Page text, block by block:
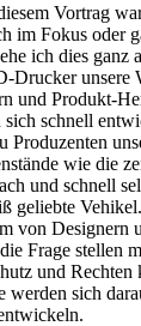
Vortrag
im Fokus oder
ich dies ganz
Drucker unsere
und Produkt-
schnell
wie die
und schnell
geliebte
von Designern
Frage stellen
und Rechten
werden sich